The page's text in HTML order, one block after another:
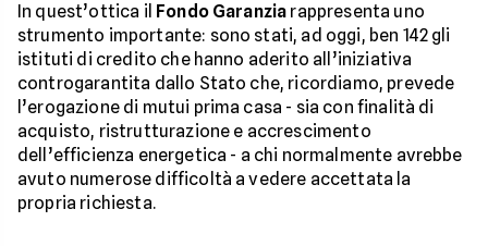
In quest’ottica il Fondo Garanzia rappresenta uno
strumento importante: sono stati, ad oggi, ben 142 gli
istituti di credito che hanno aderito all’iniziativa
controgarantita dallo Stato che, ricordiamo, prevede
l’erogazione di mutui prima casa - sia con finalità di
acquisto, ristrutturazione e accrescimento
dell’efficienza energetica - a chi normalmente avrebbe
avuto numerose difficoltà a vedere accettata la
propria richiesta.